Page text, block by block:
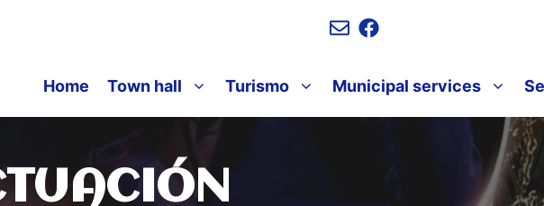
Home Town hall Turismo Municipal services